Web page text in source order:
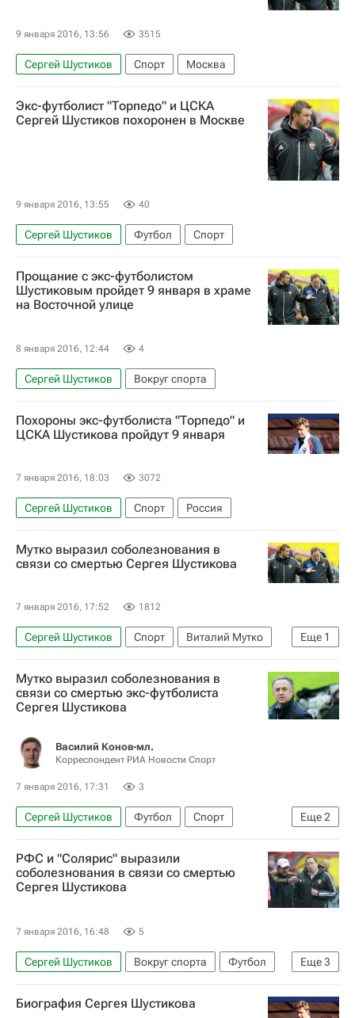
9 января 2016, 13:56 3515
Сергей Шустиков Спорт Москва
Экс-футболист "Торпедо" и ЦСКА
Сергей Шустиков похоронен в Москве
9 января 2016, 13:55 40
Сергей Шустиков Футбол Спорт
Прощание с экс-футболистом
Шустиковым пройдет 9 января в храме
на Восточной улице
8 января 2016, 12:44 4
Сергей Шустиков Вокруг спорта
Похороны экс-футболиста "Торпедо" и
ЦСКА Шустикова пройдут 9 января
7 января 2016, 18:03 3072
Сергей Шустиков Спорт Россия
Мутко выразил соболезнования в
связи со смертью Сергея Шустикова
7 января 2016, 17:52 1812
Еще 1
Сергей Шустиков Спорт
Виталий Мутко
Россия
Мутко выразил соболезнования в
связи со смертью экс-футболиста
Сергея Шустикова
Василий Конов-мл.
Корреспондент РИА Новости Спорт
7 января 2016, 17:31 3
Еще2
Сергей Шустиков Футбол
Спорт
Вокруг спорта
Виталий Мутко
РФС и "Солярис" выразили
соболезнования в связи со смертью
Сергея Шустикова
7 января 2016, 16:48 5
Еще3
Сергей Шустиков Вокруг спорта
Футбол
Спорт
Российский футбольный союз (РФС)
утрата
Биография Сергея Шустикова